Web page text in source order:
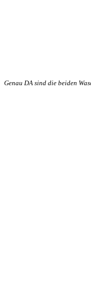
Genau DA sind die beiden